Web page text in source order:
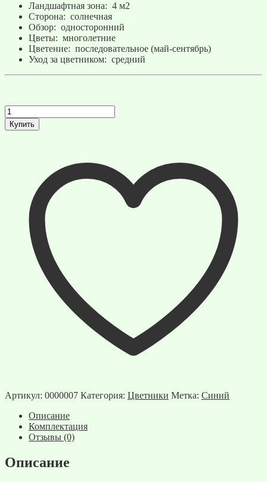
Ландшафтная зона: 4 м2
Сторона: солнечная
Обзор: односторонний
Цветы: многолетние
Цветение: последовательное (май-сентябрь)
Уход за цветником: средний
Количество
товара
Цветник
Купить
Артикул: 0000007 Категория: Цветники Метка: Синий
Описание
Комплектация
Отзывы (0)
Описание